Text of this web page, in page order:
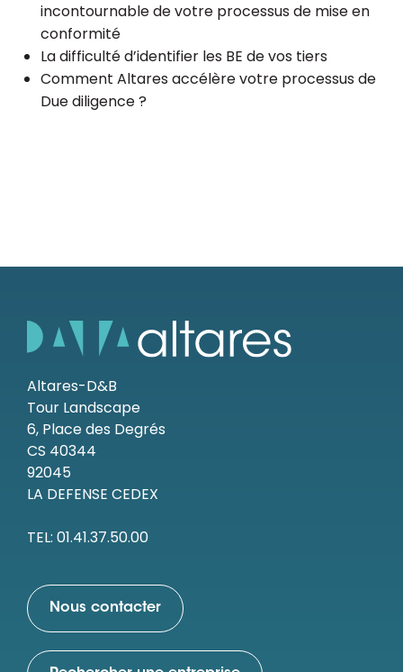
incontournable de votre processus de mise en
conformité
La difficulté d’identifier les BE de vos tiers
Comment Altares accélère votre processus de
Due diligence ?
Altares-D&B
Tour Landscape
6, Place des Degrés
CS 40344
92045
LA DEFENSE CEDEX
TEL: 01.41.37.50.00
Nous contacter